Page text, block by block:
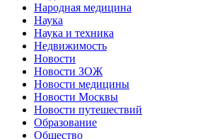
Народная медицина
Наука
Наука и техника
Недвижимость
Новости
Новости ЗОЖ
Новости медицины
Новости Москвы
Новости путешествий
Образование
Общество